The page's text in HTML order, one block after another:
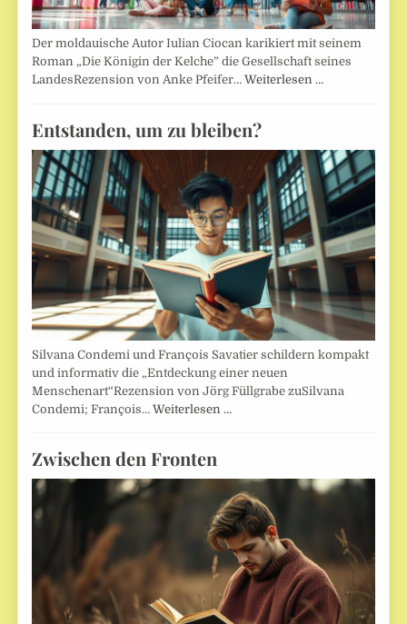
Der moldauische Autor Iulian Ciocan karikiert mit seinem
Roman „Die Königin der Kelche” die Gesellschaft seines
LandesRezension von Anke Pfeifer…Weiterlesen …
Entstanden, um zu bleiben?
Silvana Condemi und François Savatier schildern kompakt
und informativ die „Entdeckung einer neuen
Menschenart“Rezension von Jörg Füllgrabe zuSilvana
Condemi; François…Weiterlesen …
Zwischen den Fronten